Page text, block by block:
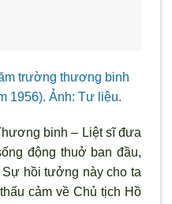
trường thương binh
1956). Ảnh: Tư liệu.
binh – Liệt sĩ đưa
động thuở ban đầu,
hồi tưởng này cho ta
cảm về Chủ tịch Hồ